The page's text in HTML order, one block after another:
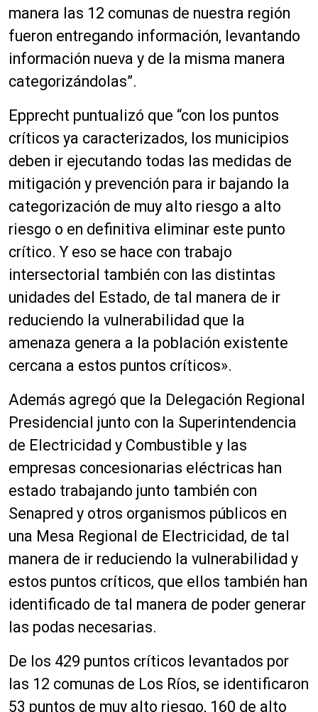
manera las 12 comunas de nuestra región
fueron entregando información, levantando
información nueva y de la misma manera
categorizándolas”.
Epprecht puntualizó que “con los puntos
críticos ya caracterizados, los municipios
deben ir ejecutando todas las medidas de
mitigación y prevención para ir bajando la
categorización de muy alto riesgo a alto
riesgo o en definitiva eliminar este punto
crítico. Y eso se hace con trabajo
intersectorial también con las distintas
unidades del Estado, de tal manera de ir
reduciendo la vulnerabilidad que la
amenaza genera a la población existente
cercana a estos puntos críticos».
Además agregó que la Delegación Regional
Presidencial junto con la Superintendencia
de Electricidad y Combustible y las
empresas concesionarias eléctricas han
estado trabajando junto también con
Senapred y otros organismos públicos en
una Mesa Regional de Electricidad, de tal
manera de ir reduciendo la vulnerabilidad y
estos puntos críticos, que ellos también han
identificado de tal manera de poder generar
las podas necesarias.
De los 429 puntos críticos levantados por
las 12 comunas de Los Ríos, se identificaron
53 puntos de muy alto riesgo, 160 de alto